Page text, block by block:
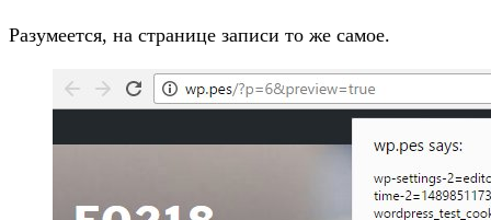
Разумеется, на странице записи то же самое.